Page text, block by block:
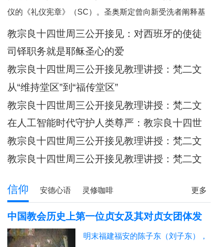
们的面容刻在祂的掌心上（参阅：依
四十九 16），祂对我们的爱，比母亲
对子女的爱更为
仪的《礼仪宪章》（SC）。圣奥斯定曾向新受洗者阐释基
督身体的奥迹，他引用了我们刚刚听到的圣保禄的这句经
12:27）他继而说道：“你们所领受的，正是属
教宗良十四世周三公开接见：​对西班牙的使徒
牧灵访问的反省
司铎职务就是耶稣圣心的爱
教宗良十四世周三公开接见教理讲授：梵二文
献 III：《礼仪宪章》
从“维持堂区”到“福传堂区”
教宗良十四世周三公开接见教理讲授：梵二文
献 III：《礼仪宪章》
在人工智能时代守护人类尊严：教宗良十四世
首封通谕《伟大的人类》预先品尝
教宗良十四世周三公开接见教理讲授：梵二文
献 III：《礼仪宪章》
教宗良十四世周三公开接见教理讲授：梵二文
更多
信仰 安德心语 灵修咖啡
圣方济各的足迹 记忆之窗 解读人生
信仰分享
青年之友
青葱岁月 信仰见证
中国教会历史上第一位贞女及其对贞女团体发
展的深远影响
明末福建福安的陈子东（刘子东），